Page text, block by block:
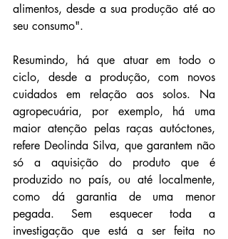
alimentos, desde a sua produção até ao
seu consumo".
Resumindo, há que atuar em todo o
ciclo, desde a produção, com novos
cuidados em relação aos solos. Na
agropecuária, por exemplo, há uma
maior atenção pelas raças autóctones,
refere Deolinda Silva, que garantem não
só a aquisição do produto que é
produzido no país, ou até localmente,
como dá garantia de uma menor
pegada. Sem esquecer toda a
investigação que está a ser feita no